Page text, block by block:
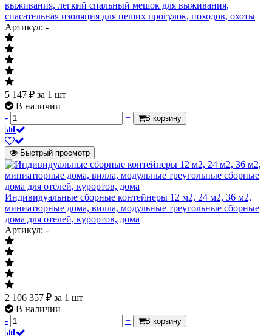
выживания, легкий спальный мешок для выживания,
спасательная изоляция для пеших прогулок, походов, охоты
Артикул: -
5 147 ₽ за 1 шт
В наличии
-
+ В корзину
Быстрый просмотр
Индивидуальные сборные контейнеры 12 м2, 24 м2, 36 м2,
миниатюрные дома, вилла, модульные треугольные сборные
дома для отелей, курортов, дома
Артикул: -
2 106 357 ₽ за 1 шт
В наличии
-
+ В корзину